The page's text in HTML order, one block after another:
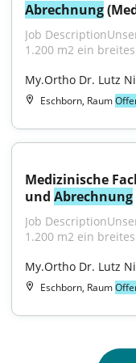
Abrechnung
Job
1.200 m2 ein
My.Ortho Dr. Lutz
Eschborn, Raum
Medizinische
und Abrechnung
Job
1.200 m2 ein
My.Ortho Dr. Lutz
Eschborn, Raum